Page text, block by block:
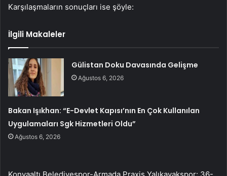
Karşılaşmaların sonuçları ise şöyle:
İlgili Makaleler
Gülistan Doku Davasında Gelişme
Ağustos 6, 2026
Bakan Işıkhan: “E-Devlet Kapısı’nın En Çok Kullanılan
Uygulamaları Sgk Hizmetleri Oldu”
Ağustos 6, 2026
Konyaaltı Belediyespor-Armada Praxis Yalıkavakspor: 36-